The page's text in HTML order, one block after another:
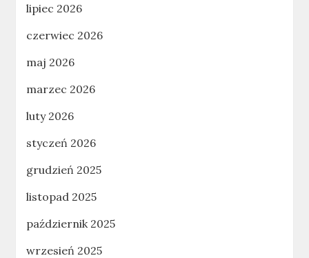
lipiec 2026
czerwiec 2026
maj 2026
marzec 2026
luty 2026
styczeń 2026
grudzień 2025
listopad 2025
październik 2025
wrzesień 2025